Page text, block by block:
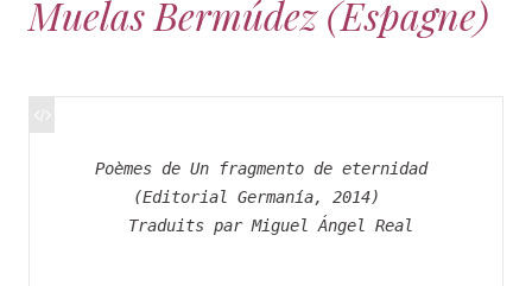
Muelas Bermúdez (Espagne)
Poèmes de Un fragmento de eternidad
(Editorial Germanía, 2014)
Traduits par Miguel Ángel Real